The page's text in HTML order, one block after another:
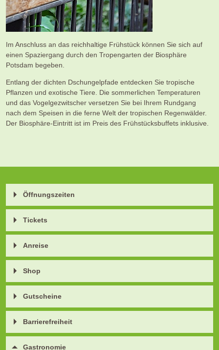
Im Anschluss an das reichhaltige Frühstück können Sie sich auf
einen Spaziergang durch den Tropengarten der Biosphäre
Potsdam begeben.
Entlang der dichten Dschungelpfade entdecken Sie tropische
Pflanzen und exotische Tiere. Die sommerlichen Temperaturen
und das Vogelgezwitscher versetzen Sie bei Ihrem Rundgang
nach dem Speisen in die ferne Welt der tropischen Regenwälder.
Der Biosphäre-Eintritt ist im Preis des Frühstücksbuffets inklusive.
Öffnungszeiten
Tickets
Anreise
Shop
Gutscheine
Barrierefreiheit
Gastronomie